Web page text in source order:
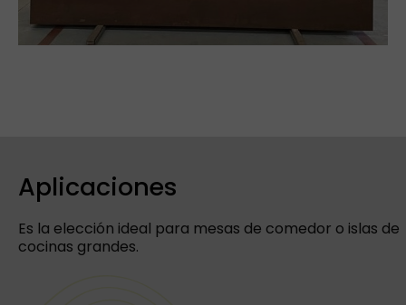
Aplicaciones
Es la elección ideal para mesas de comedor o islas de
cocinas grandes.